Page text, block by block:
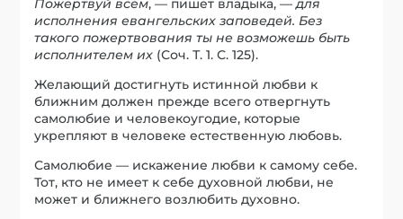
Пожертвуй всем, — пишет владыка, —для
исполнения евангельских заповедей. Без
такого пожертвования ты не возможешь быть
исполнителем их (Соч. Т. 1. С. 125).
Желающий достигнуть истинной любви к
ближним должен прежде всего отвергнуть
самолюбие и человекоугодие, которые
укрепляют в человеке естественную любовь.
Самолюбие — искажение любви к самому себе.
Тот, кто не имеет к себе духовной любви, не
может и ближнего возлюбить духовно.